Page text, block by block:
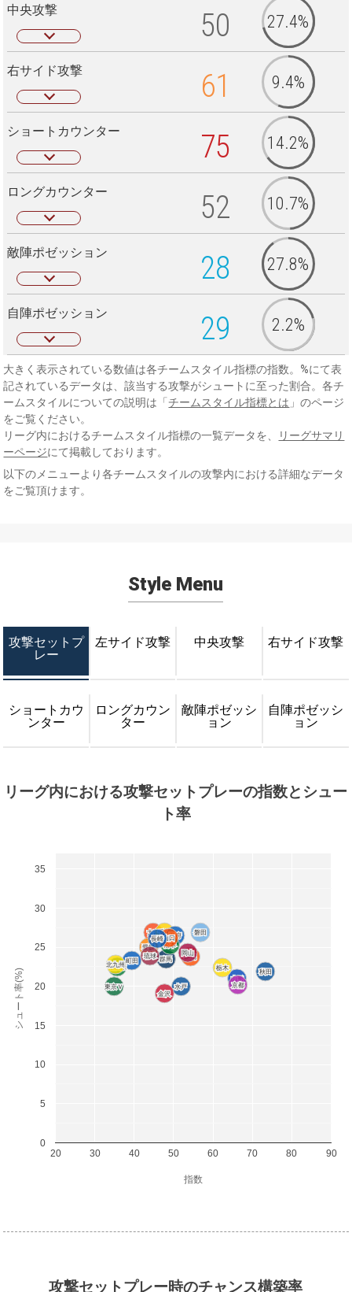
中央攻撃 50 27.4%
右サイド攻撃 61 9.4%
ショートカウンター 75 14.2%
ロングカウンター 52 10.7%
敵陣ポゼッション 28 27.8%
自陣ポゼッション 29 2.2%
大きく表示されている数値は各チームスタイル指標の指数。%にて表
記されているデータは、該当する攻撃がシュートに至った割合。各チ
ームスタイルについての説明は「 チームスタイル指標とは 」のページ
をご覧ください。
リーグ内におけるチームスタイル指標の一覧データを、
リーグサマリ
ーページにて掲載しております。
以下のメニューより各チームスタイルの攻撃内における詳細なデータ
をご覧頂けます。
Style Menu
攻撃セットプ
レー
左サイド攻撃 中央攻撃 右サイド攻撃
ショートカウ
ンター
ロングカウン
ター
敵陣ポゼッシ
ョン
自陣ポゼッシ
ョン
リーグ内における攻撃セットプレーの指数とシュー
ト率
秋田
秋田
山形
山形
水戸
水戸
栃木
栃木
群馬
群馬
大宮
大宮千葉
千葉
東京Ｖ
東京Ｖ
町田
町田
相模原
相模原
甲府
甲府
松本
松本
新潟
新潟
金沢
金沢
磐田
磐田
京都
京都
岡山
岡山
山口
山口
愛媛
愛媛
北九州
北九州
長崎
長崎
琉球
琉球
20 30 40 50 60 70 80 90
0
5
10
15
20
25
30
35
指数
シュート率(%)
攻撃セットプレー時のチャンス構築率